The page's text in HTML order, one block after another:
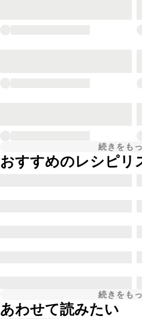
続きをも
おすすめのレシピリ
続きをも
あわせて読みたい